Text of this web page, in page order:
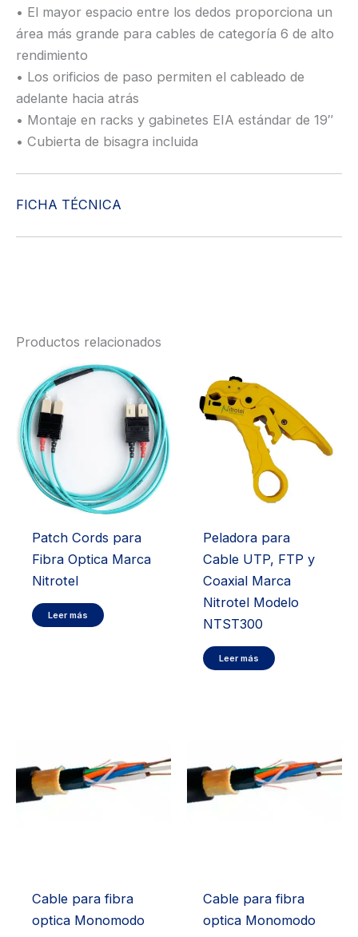
• El mayor espacio entre los dedos proporciona un
área más grande para cables de categoría 6 de alto
rendimiento
• Los orificios de paso permiten el cableado de
adelante hacia atrás
• Montaje en racks y gabinetes EIA estándar de 19″
• Cubierta de bisagra incluida
FICHA TÉCNICA
Productos relacionados
Patch Cords para
Fibra Optica Marca
Nitrotel
Leer más
Peladora para
Cable UTP, FTP y
Coaxial Marca
Nitrotel Modelo
NTST300
Leer más
Cable para fibra
optica Monomodo
Cable para fibra
optica Monomodo